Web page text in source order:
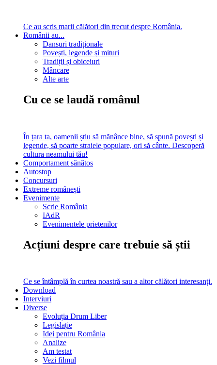
Ce au scris marii călători din trecut despre România.
Românii au...
Dansuri tradiționale
Povești, legende și mituri
Tradiții și obiceiuri
Mâncare
Alte arte
Cu ce se laudă românul
În țara ta, oamenii știu să mănânce bine, să spună povești și
legende, să poarte straiele populare, ori să cânte. Descoperă
cultura neamului tău!
Comportament sănătos
Autostop
Concursuri
Extreme românești
Evenimente
Scrie România
IAdR
Evenimentele prietenilor
Acțiuni despre care trebuie să știi
Ce se întâmplă în curtea noastră sau a altor călători interesanți.
Download
Interviuri
Diverse
Evoluția Drum Liber
Legislație
Idei pentru România
Analize
Am testat
Vezi filmul